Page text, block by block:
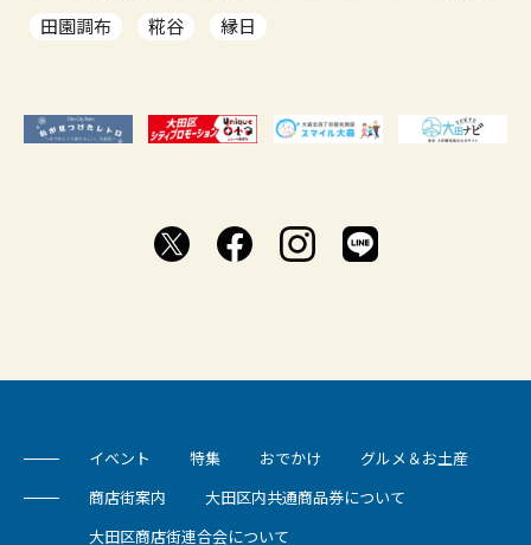
田園調布
糀谷 縁日
イベント 特集 おでかけ グルメ＆お土産
商店街案内 大田区内共通商品券について
大田区商店街連合会について